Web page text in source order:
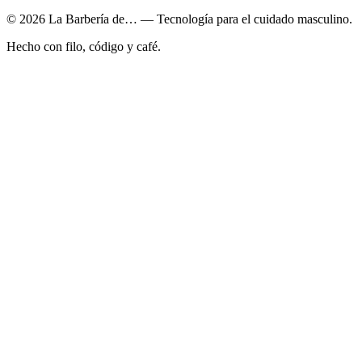
© 2026 La Barbería de… — Tecnología para el cuidado masculino.
Hecho con filo, código y café.